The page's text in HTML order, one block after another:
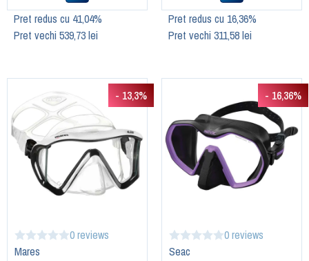
Pret redus cu 41,04%
Pret vechi 539,73 lei
Pret redus cu 16,36%
Pret vechi 311,58 lei
- 13,3%
0 reviews
Mares
- 16,36%
0 reviews
Seac